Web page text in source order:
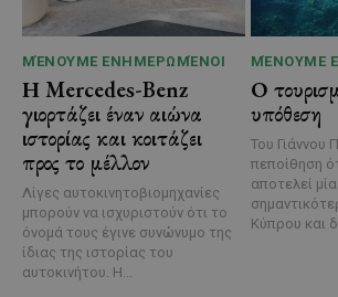
ΜΈΝΟΥΜΕ ΕΝΗΜΕΡΩΜΈΝΟΙ
Η Mercedes-Benz
γιορτάζει έναν αιώνα
ιστορίας και κοιτάζει
προς το μέλλον
Λίγες αυτοκινητοβιομηχανίες
μπορούν να ισχυριστούν ότι το
όνομά τους έγινε συνώνυμο της
ίδιας της ιστορίας του
αυτοκινήτου. Η...
ΜΈΝΟΥΜΕ
Ο
υπόθεση
Του Γιάννου
πεποίθηση
αποτελεί
Κύπρου και